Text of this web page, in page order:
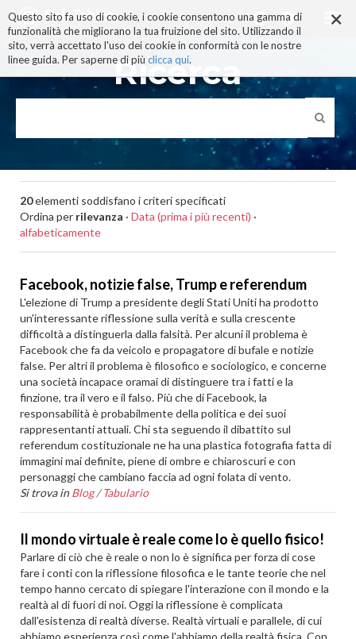
×
Questo sito fa uso di cookie, i cookie consentono una gamma di
funzionalità che migliorano la tua fruizione del sito. Utilizzando il
sito, verrà accettato l'uso dei cookie in conformità con le nostre
linee guida. Per saperne di più clicca qui.
ai
contenuti.
|
alla
navigazione
Ricerca
20elementi soddisfano i criteri specificati
Ordina per rilevanza · Data (prima i più recenti) ·
alfabeticamente
Facebook, notizie false, Trump e referendum
L'elezione di Trump a presidente degli Stati Uniti ha prodotto
un'interessante riflessione sulla verità e sulla crescente
difficoltà a distinguerla dalla falsità. Per alcuni il problema è
Facebook che fa da veicolo e propagatore di bufale e notizie
false. Per altri il problema è filosofico e sociologico, e concerne
una società incapace oramai di distinguere tra i fatti e la
finzione, tra il vero e il falso. Più che di Facebook, la
responsabilità è probabilmente della politica e dei suoi
rappresentanti attuali. Chi sta seguendo il dibattito sul
referendum costituzionale ne ha una plastica fotografia fatta di
immagini mai definite, piene di ombre e chiaroscuri e con
personaggi che cambiano faccia ad ogni folata di vento.
Si trova in Blog /Tabulario
Il mondo virtuale è reale come lo è quello fisico!
Parlare di ciò che è reale o non lo è significa per forza di cose
fare i conti con la riflessione filosofica e le tante teorie che nel
tempo hanno cercato di spiegare l'interazione con il mondo e la
realtà al di fuori di noi. Oggi la riflessione è complicata
dall'esistenza di realtà diverse. Realtà virtuali e parallele, di cui
abbiamo esperienza così come l'abbiamo della realtà fisica. Con